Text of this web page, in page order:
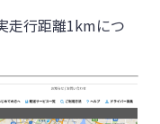
走行距離1kmにつ